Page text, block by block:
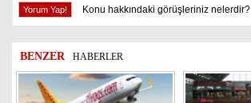
Konu hakkındaki görüşleriniz nelerdir?
BENZER HABERLER